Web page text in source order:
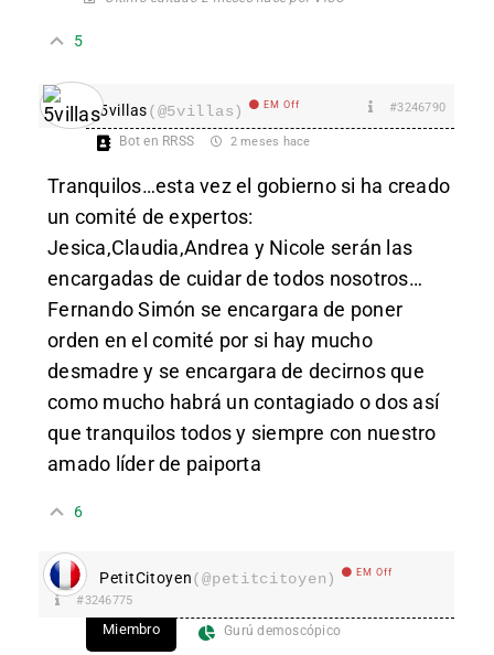
5
5villas(@5villas) EM Off #3246790
Bot en RRSS 2 meses hace
Tranquilos…esta vez el gobierno si ha creado
un comité de expertos:
Jesica,Claudia,Andrea y Nicole serán las
encargadas de cuidar de todos nosotros…
Fernando Simón se encargara de poner
orden en el comité por si hay mucho
desmadre y se encargara de decirnos que
como mucho habrá un contagiado o dos así
que tranquilos todos y siempre con nuestro
amado líder de paiporta
6
PetitCitoyen(@petitcitoyen) EM Off
#3246775
Miembro Gurú demoscópico